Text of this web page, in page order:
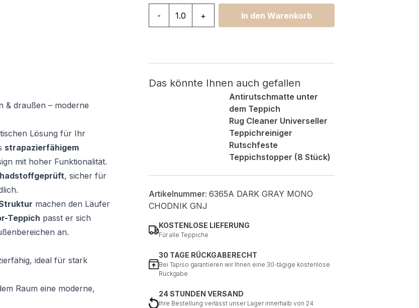
& draußen – moderne
Lösung für Ihr
strapazierfähigem
mit hoher Funktionalität.
, sicher für
machen den Läufer
Teppich passt er sich
an.
ideal für stark
Raum eine moderne,
- + In den Warenkorb
Das könnte Ihnen auch gefallen
Antirutschmatte unter
dem Teppich
Rug Cleaner Universeller
Teppichreiniger
Rutschfeste
Teppichstopper (8 Stück)
Artikelnummer: 6365A DARK GRAY MONO
CHODNIK GNJ
KOSTENLOSE LIEFERUNG
Für alle Teppiche
30 TAGE RÜCKGABERECHT
Bei Tapiso garantieren wir Ihnen eine 30-tägige kostenlose
Rückgabe
24 STUNDEN VERSAND
Ihre Bestellung verlässt unser Lager innerhalb von 24